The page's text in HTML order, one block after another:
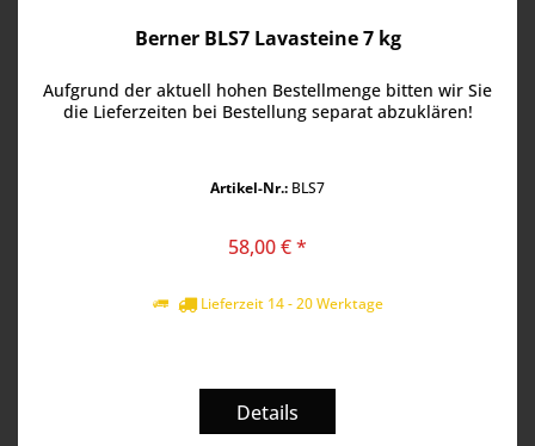
Berner BLS7 Lavasteine 7 kg
Aufgrund der aktuell hohen Bestellmenge bitten wir Sie
die Lieferzeiten bei Bestellung separat abzuklären!
Artikel-Nr.: BLS7
58,00 € *
Lieferzeit 14 - 20 Werktage
Details